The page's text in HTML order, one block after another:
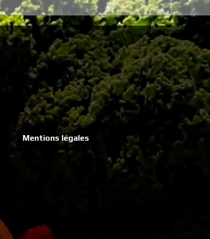
Mentions légales